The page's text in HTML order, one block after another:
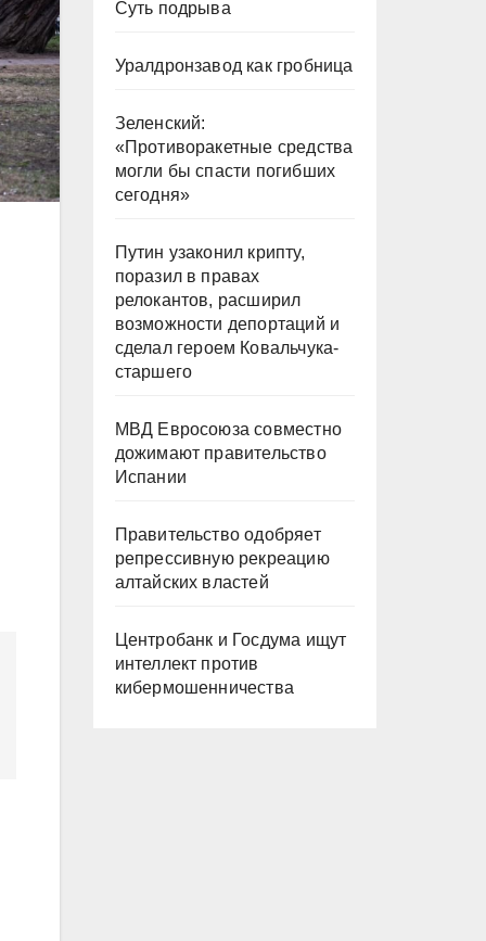
Суть подрыва
Уралдронзавод как гробница
Зеленский:
«Противоракетные средства
могли бы спасти погибших
сегодня»
Путин узаконил крипту,
поразил в правах
релокантов, расширил
возможности депортаций и
сделал героем Ковальчука-
старшего
МВД Евросоюза совместно
дожимают правительство
Испании
Правительство одобряет
репрессивную рекреацию
алтайских властей
Центробанк и Госдума ищут
интеллект против
кибермошенничества